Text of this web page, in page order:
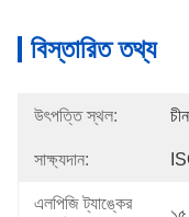
বিস্তারিত তথ্য
উৎপত্তি স্থল: চীন
সাক্ষ্যদান:
এলপিজি ট্যাঙ্কের